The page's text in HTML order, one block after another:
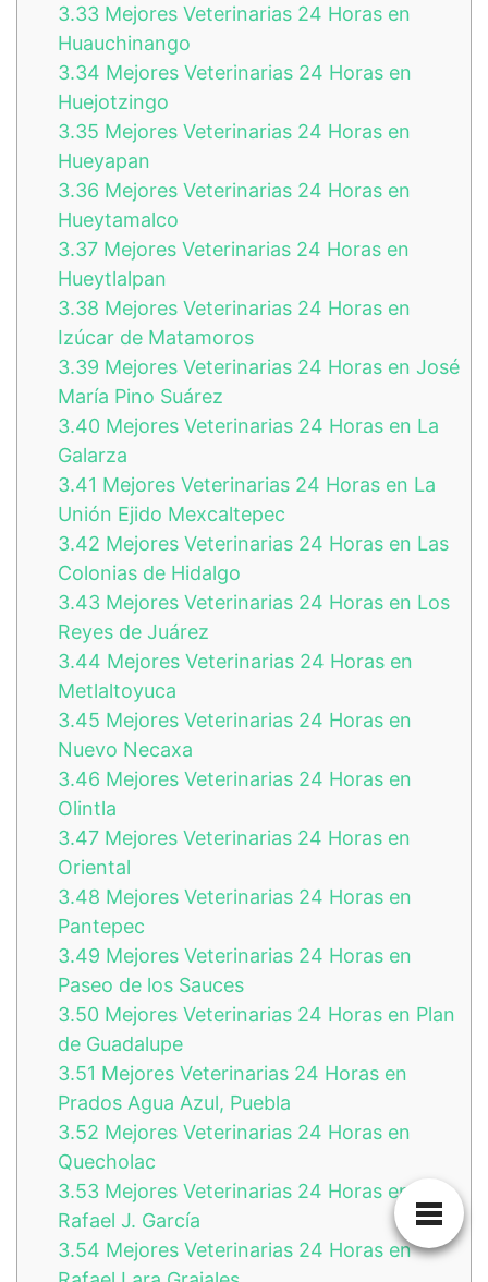
3.33 Mejores Veterinarias 24 Horas en
Huauchinango
3.34 Mejores Veterinarias 24 Horas en
Huejotzingo
3.35 Mejores Veterinarias 24 Horas en
Hueyapan
3.36 Mejores Veterinarias 24 Horas en
Hueytamalco
3.37 Mejores Veterinarias 24 Horas en
Hueytlalpan
3.38 Mejores Veterinarias 24 Horas en
Izúcar de Matamoros
3.39 Mejores Veterinarias 24 Horas en José
María Pino Suárez
3.40 Mejores Veterinarias 24 Horas en La
Galarza
3.41 Mejores Veterinarias 24 Horas en La
Unión Ejido Mexcaltepec
3.42 Mejores Veterinarias 24 Horas en Las
Colonias de Hidalgo
3.43 Mejores Veterinarias 24 Horas en Los
Reyes de Juárez
3.44 Mejores Veterinarias 24 Horas en
Metlaltoyuca
3.45 Mejores Veterinarias 24 Horas en
Nuevo Necaxa
3.46 Mejores Veterinarias 24 Horas en
Olintla
3.47 Mejores Veterinarias 24 Horas en
Oriental
3.48 Mejores Veterinarias 24 Horas en
Pantepec
3.49 Mejores Veterinarias 24 Horas en
Paseo de los Sauces
3.50 Mejores Veterinarias 24 Horas en Plan
de Guadalupe
3.51 Mejores Veterinarias 24 Horas en
Prados Agua Azul, Puebla
3.52 Mejores Veterinarias 24 Horas en
Quecholac
3.53 Mejores Veterinarias 24 Horas en
Rafael J. García
3.54 Mejores Veterinarias 24 Horas en